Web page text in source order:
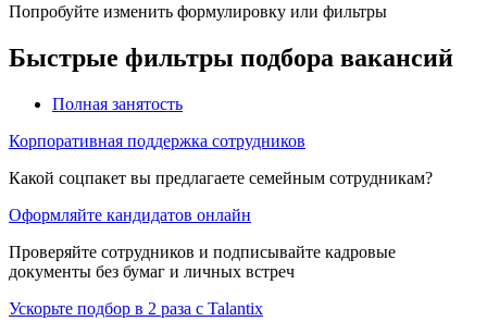
Попробуйте изменить формулировку или фильтры
Быстрые фильтры подбора вакансий
Полная занятость
Корпоративная поддержка сотрудников
Какой соцпакет вы предлагаете семейным сотрудникам?
Оформляйте кандидатов онлайн
Проверяйте сотрудников и подписывайте кадровые
документы без бумаг и личных встреч
Ускорьте подбор в 2 раза с Talantix